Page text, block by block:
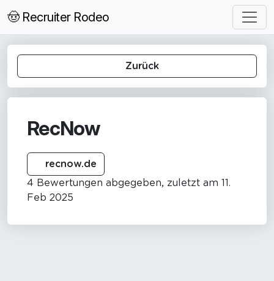
🤠 Recruiter Rodeo
Zurück
RecNow
recnow.de
4 Bewertungen abgegeben, zuletzt am 11.
Feb 2025